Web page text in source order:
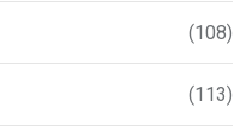
(108)
(113)